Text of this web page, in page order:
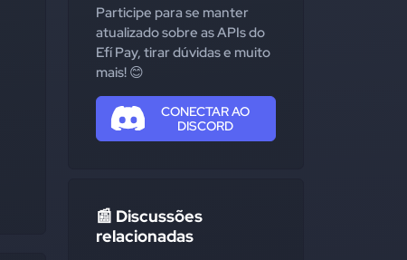
Participe para se manter
atualizado sobre as APIs do
Efí Pay, tirar dúvidas e muito
mais! 😊
CONECTAR AO
DISCORD
📰 Discussões
relacionadas